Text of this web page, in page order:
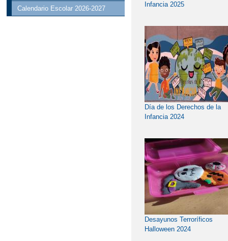
Calendario Escolar 2026-2027
Infancia 2025
Día de los Derechos de la
Infancia 2024
Desayunos Terroríficos
Halloween 2024